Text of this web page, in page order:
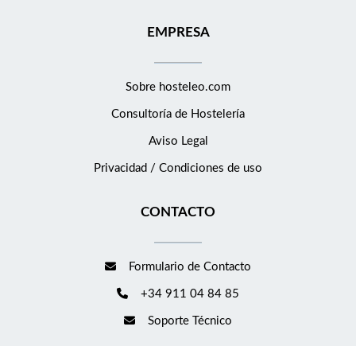
EMPRESA
Sobre hosteleo.com
Consultoría de Hostelería
Aviso Legal
Privacidad / Condiciones de uso
CONTACTO
Formulario de Contacto
+34 911 04 84 85
Soporte Técnico